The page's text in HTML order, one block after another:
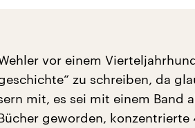
vor einem
zu schreiben, da
mit, es sei mit einem Band
geworden, konzentrierte